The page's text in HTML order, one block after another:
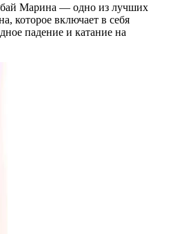
Марина — одно из лучших
которое включает в себя
падение и катание на